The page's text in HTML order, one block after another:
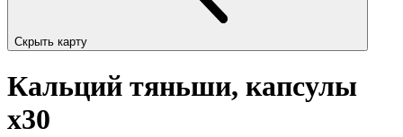
Скрыть карту
Кальций тяньши, капсулы
x30